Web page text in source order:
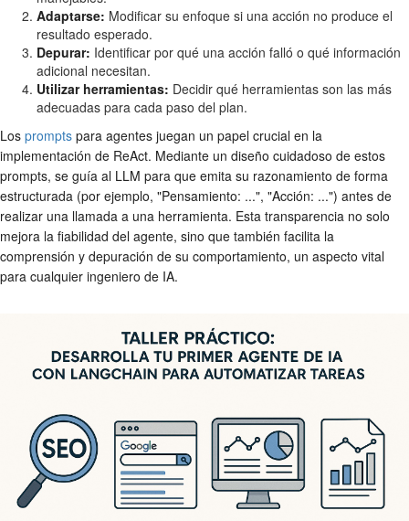
Adaptarse: Modificar su enfoque si una acción no produce el
resultado esperado.
Depurar: Identificar por qué una acción falló o qué información
adicional necesitan.
Utilizar herramientas: Decidir qué herramientas son las más
adecuadas para cada paso del plan.
Los prompts para agentes juegan un papel crucial en la
implementación de ReAct. Mediante un diseño cuidadoso de estos
prompts, se guía al LLM para que emita su razonamiento de forma
estructurada (por ejemplo, "Pensamiento: ...", "Acción: ...") antes de
realizar una llamada a una herramienta. Esta transparencia no solo
mejora la fiabilidad del agente, sino que también facilita la
comprensión y depuración de su comportamiento, un aspecto vital
para cualquier ingeniero de IA.